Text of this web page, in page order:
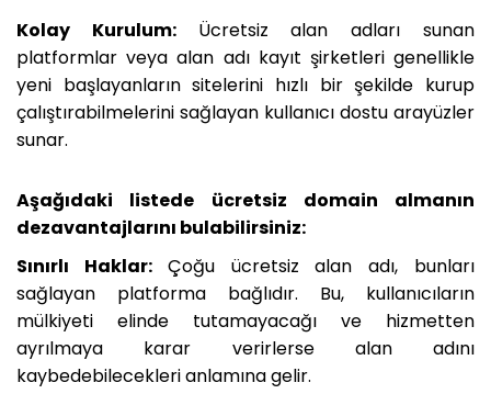
Kolay Kurulum: Ücretsiz alan adları sunan
platformlar veya alan adı kayıt şirketleri genellikle
yeni başlayanların sitelerini hızlı bir şekilde kurup
çalıştırabilmelerini sağlayan kullanıcı dostu arayüzler
sunar.
Aşağıdaki listede ücretsiz domain almanın
dezavantajlarını bulabilirsiniz:
Sınırlı Haklar: Çoğu ücretsiz alan adı, bunları
sağlayan platforma bağlıdır. Bu, kullanıcıların
mülkiyeti elinde tutamayacağı ve hizmetten
ayrılmaya karar verirlerse alan adını
kaybedebilecekleri anlamına gelir.